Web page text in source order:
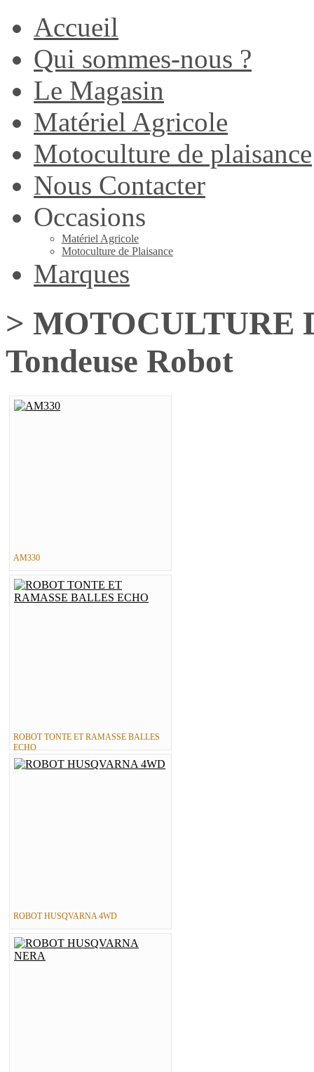
Accueil
Qui sommes-nous ?
Le Magasin
Matériel Agricole
Motoculture de plaisance
Nous Contacter
Occasions
Matériel Agricole
Motoculture de Plaisance
Marques
> MOTOCULTURE
Tondeuse Robot
AM330
ROBOT TONTE ET RAMASSE BALLES
ECHO
ROBOT HUSQVARNA 4WD